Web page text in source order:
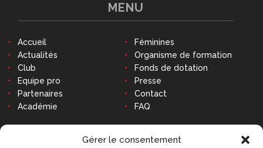
Gérer le consentement
CONTACT
MENU
Accueil
Actualités
Club
Equipe pro
Partenaires
Académie
Féminines
Organisme de formation
Fonds de dotation
Presse
Contact
FAQ